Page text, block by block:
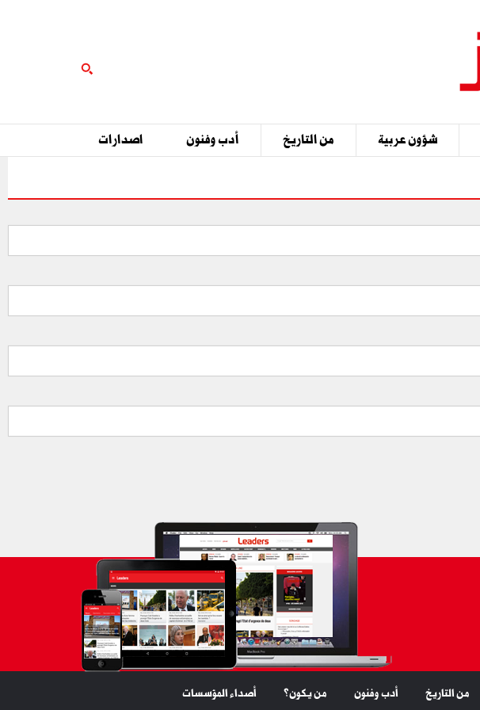
شؤون عربية من التاريخ أدب وفنون اصدارات
من التاريخ أدب وفنون من يكون؟ أصداء المؤسسات